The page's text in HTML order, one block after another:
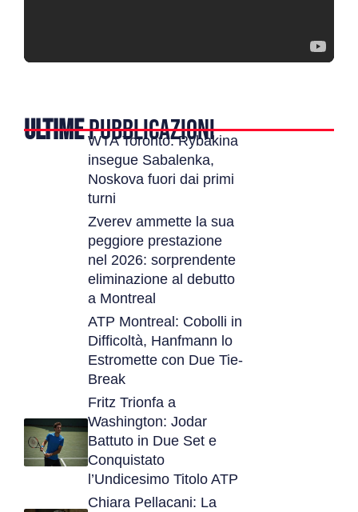
ULTIMEPUBBLICAZIONI
WTA Toronto: Rybakina
insegue Sabalenka,
Noskova fuori dai primi
turni
Zverev ammette la sua
peggiore prestazione
nel 2026: sorprendente
eliminazione al debutto
a Montreal
ATP Montreal: Cobolli in
Difficoltà, Hanfmann lo
Estromette con Due Tie-
Break
Fritz Trionfa a
Washington: Jodar
Battuto in Due Set e
Conquistato
l’Undicesimo Titolo ATP
Chiara Pellacani: La